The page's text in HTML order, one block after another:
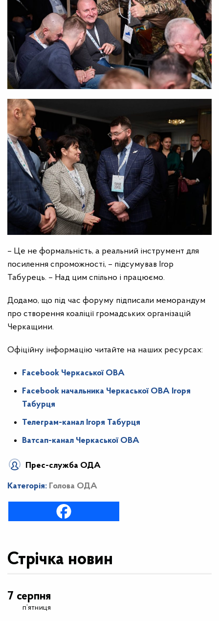
– Це не формальність, а реальний інструмент для
посилення спроможності, – підсумував Ігор
Табурець. – Над цим спільно і працюємо.
Додамо, що під час форуму підписали меморандум
про створення коаліції громадських організацій
Черкащини.
Офіційну інформацію читайте на наших ресурсах:
Facebook Черкаської ОВА
Facebook начальника Черкаської ОВА Ігоря
Табурця
Телеграм-канал Ігоря Табурця
Ватсап-канал Черкаської ОВА
Прес-служба ОДА
Категорія: Голова ОДА
Стрічка новин
7 серпня
п’ятниця